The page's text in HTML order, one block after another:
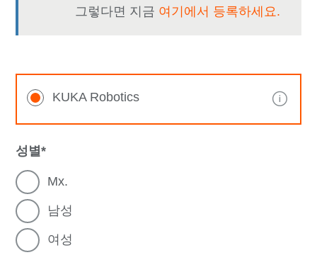
그렇다면 지금 여기에서 등록하세요.
KUKA Robotics
성별
Mx.
남성
여성